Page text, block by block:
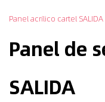
Panel acrílico cartel SALIDA
Panel de
SALIDA